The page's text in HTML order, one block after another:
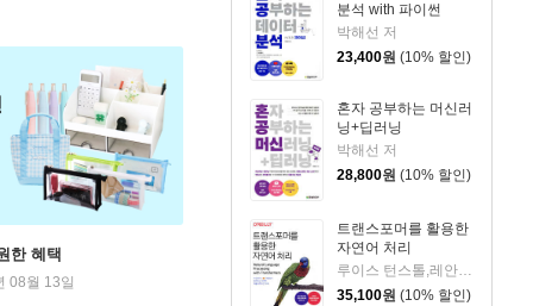
분석 with 파이썬
박해선 저
23,400원 (10% 할인)
혼자 공부하는 머신러
닝+딥러닝
박해선 저
28,800원 (10% 할인)
트랜스포머를 활용한
자연어 처리
루이스 턴스톨,레안드로 폰 베라,토마스 울프 공저/박해선 역
35,100원 (10% 할인)
한 혜택
08월 13일